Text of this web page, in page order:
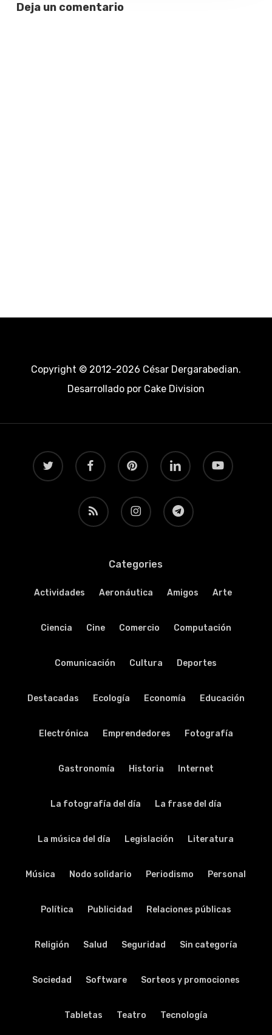
Deja un comentario
Copyright © 2012-2026 César Dergarabedian.
Desarrollado porCake Division
twitter facebook pinterest linkedin youtube
RSS instagram telegram
Categories
Actividades Aeronáutica Amigos Arte
Ciencia Cine Comercio Computación
Comunicación Cultura Deportes
Destacadas Ecología Economía Educación
Electrónica Emprendedores Fotografía
Gastronomía Historia Internet
La fotografía del día La frase del día
La música del día Legislación Literatura
Música Nodo solidario Periodismo Personal
Política Publicidad Relaciones públicas
Religión Salud Seguridad Sin categoría
Sociedad Software Sorteos y promociones
Tabletas Teatro Tecnología